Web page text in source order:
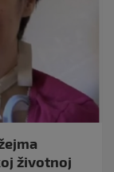
životnoj